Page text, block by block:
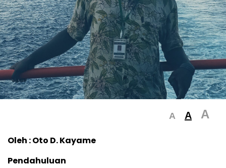
A A A
Oleh : Oto D. Kayame
Pendahuluan